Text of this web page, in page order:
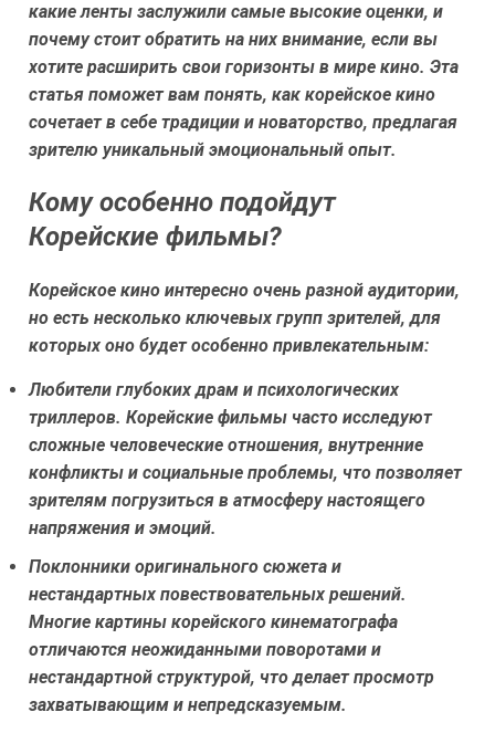
какие ленты заслужили самые высокие оценки, и
почему стоит обратить на них внимание, если вы
хотите расширить свои горизонты в мире кино. Эта
статья поможет вам понять, как корейское кино
сочетает в себе традиции и новаторство, предлагая
зрителю уникальный эмоциональный опыт.
Кому особенно подойдут
Корейские фильмы?
Корейское кино интересно очень разной аудитории,
но есть несколько ключевых групп зрителей, для
которых оно будет особенно привлекательным:
Любители глубоких драм и психологических
триллеров. Корейские фильмы часто исследуют
сложные человеческие отношения, внутренние
конфликты и социальные проблемы, что позволяет
зрителям погрузиться в атмосферу настоящего
напряжения и эмоций.
Поклонники оригинального сюжета и
нестандартных повествовательных решений.
Многие картины корейского кинематографа
отличаются неожиданными поворотами и
нестандартной структурой, что делает просмотр
захватывающим и непредсказуемым.